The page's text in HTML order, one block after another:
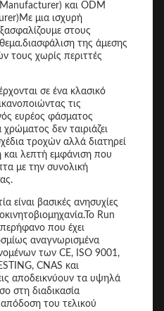
και ODM
μια ισχυρή
στους
της άμεσης
τους χωρίς περιττές
σε ένα κλασικό
τις
ευρέος φάσματος
δεν ταιριάζει
τροχών αλλά διατηρεί
και λεπτή εμφάνιση που
με την συνολική
είναι βασικές ανησυχίες
Run
που έχει
αναγνωρισμένα
των CE, ISO 9001,
CNAS και
αποδεικνύουν τα υψηλά
στη διαδικασία
του τελικού